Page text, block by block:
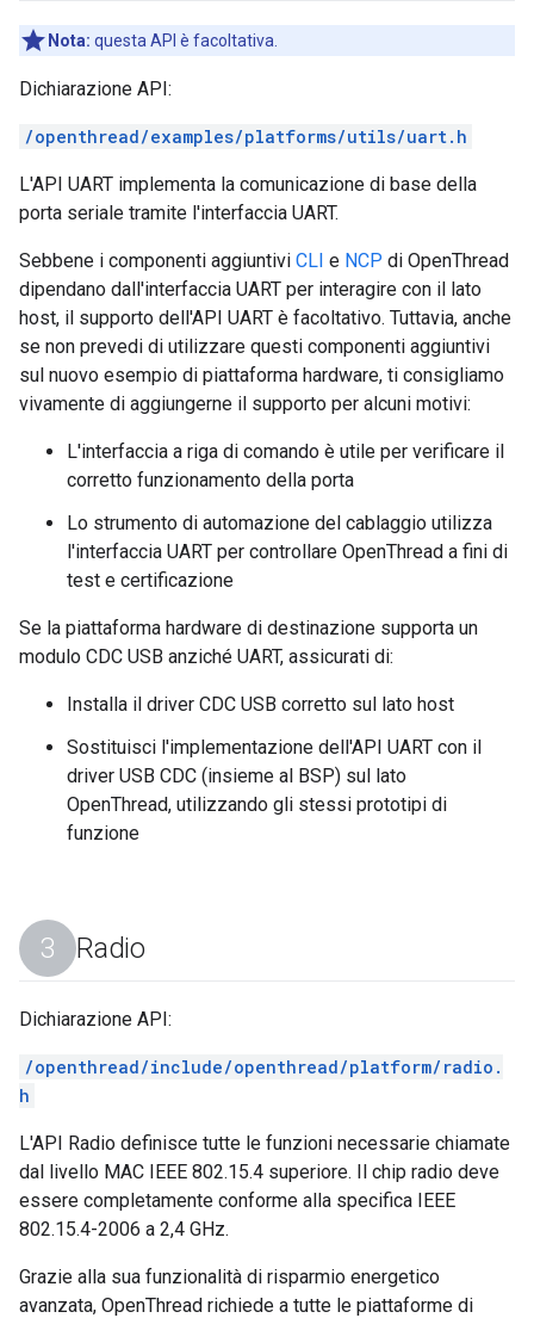
Nota: questa API è facoltativa.
Dichiarazione API:
/openthread/examples/platforms/utils/uart.h
L'API UART implementa la comunicazione di base della
porta seriale tramite l'interfaccia UART.
Sebbene i componenti aggiuntivi CLI e NCP di OpenThread
dipendano dall'interfaccia UART per interagire con il lato
host, il supporto dell'API UART è facoltativo. Tuttavia, anche
se non prevedi di utilizzare questi componenti aggiuntivi
sul nuovo esempio di piattaforma hardware, ti consigliamo
vivamente di aggiungerne il supporto per alcuni motivi:
L'interfaccia a riga di comando è utile per verificare il
corretto funzionamento della porta
Lo strumento di automazione del cablaggio utilizza
l'interfaccia UART per controllare OpenThread a fini di
test e certificazione
Se la piattaforma hardware di destinazione supporta un
modulo CDC USB anziché UART, assicurati di:
Installa il driver CDC USB corretto sul lato host
Sostituisci l'implementazione dell'API UART con il
driver USB CDC (insieme al BSP) sul lato
OpenThread, utilizzando gli stessi prototipi di
funzione
Radio
Dichiarazione API:
/openthread/include/openthread/platform/radio.
h
L'API Radio definisce tutte le funzioni necessarie chiamate
dal livello MAC IEEE 802.15.4 superiore. Il chip radio deve
essere completamente conforme alla specifica IEEE
802.15.4-2006 a 2,4 GHz.
Grazie alla sua funzionalità di risparmio energetico
avanzata, OpenThread richiede a tutte le piattaforme di